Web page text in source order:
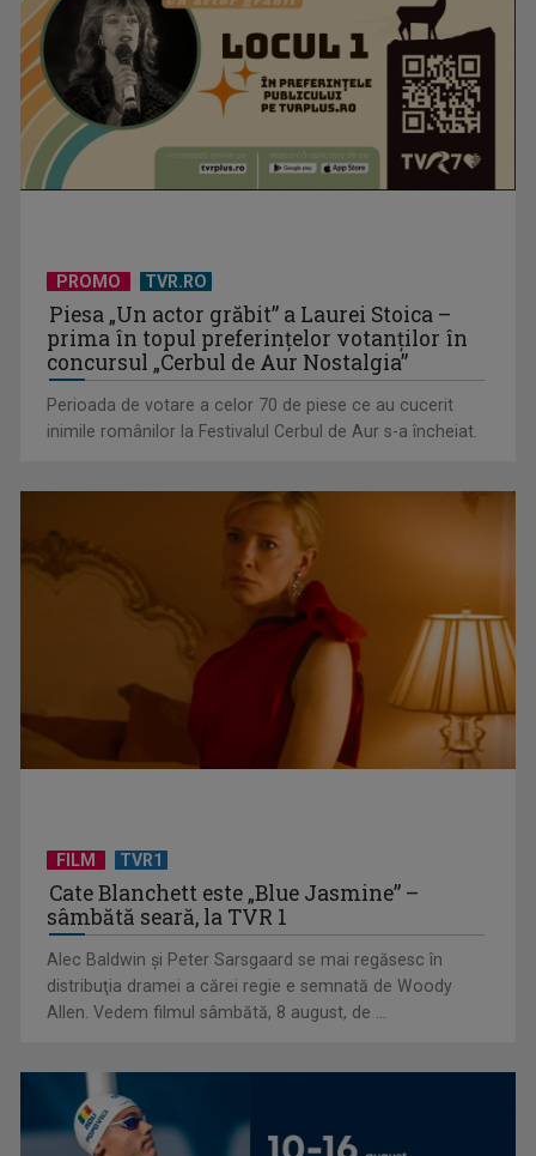
Evoluția locuirii în Europa: Odiseea spațiului domestic
(Galerie FOTO)
Conflictul din Iran și războiul bazat pe IA. Ce spune un
expert al ...
PROMO TVR.RO
Piesa „Un actor grăbit” a Laurei Stoica –
prima în topul preferinţelor votanţilor în
concursul „Cerbul de Aur Nostalgia”
Perioada de votare a celor 70 de piese ce au cucerit
FILM TVR1
Cate Blanchett este „Blue Jasmine” –
sâmbătă seară, la TVR 1
Alec Baldwin şi Peter Sarsgaard se mai regăsesc în
distribuţia dramei a cărei regie e semnată de Woody